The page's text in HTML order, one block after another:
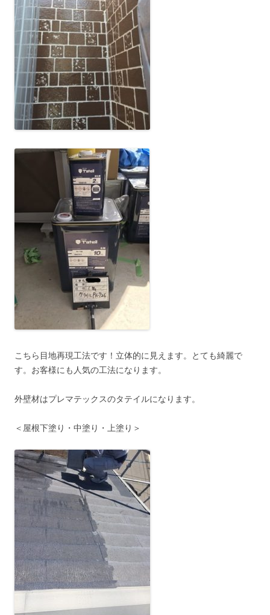
こちら目地再現工法です！立体的に見えます。とても綺麗で
す。お客様にも人気の工法になります。
外壁材はプレマテックスのタテイルになります。
＜屋根下塗り・中塗り・上塗り＞